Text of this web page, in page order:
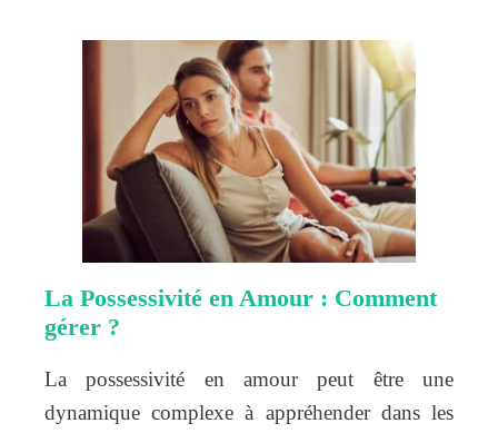
La Possessivité en Amour : Comment
gérer ?
La possessivité en amour peut être une
dynamique complexe à appréhender dans les